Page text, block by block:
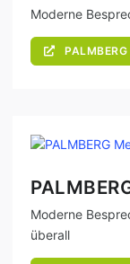
Moderne
PALMBERG
Moderne
überall